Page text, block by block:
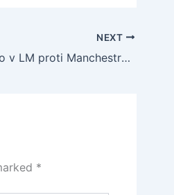
NEXT
AC Miláno v LM proti Manchestru bez Ševčenka
*